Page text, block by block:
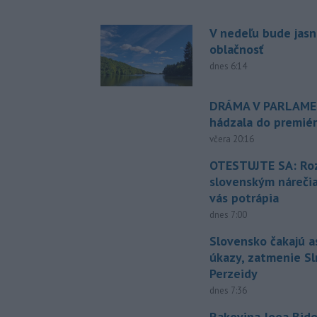
V nedeľu bude
oblačnosť
dnes 6:14
DRÁMA V
hádzala do
včera 20:16
OTESTUJTE SA:
slovenským
vás potrápia
dnes 7:00
Slovensko čakajú
úkazy, zatmenie
Perzeidy
dnes 7:36